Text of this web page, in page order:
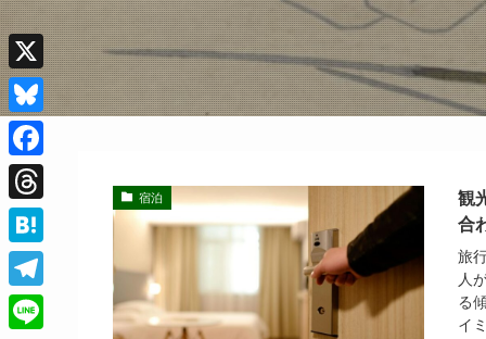
宿泊
観
合
旅
人
る
イ
X
B
l
u
e
s
k
F
a
c
b
T
h
r
e
H
a
t
T